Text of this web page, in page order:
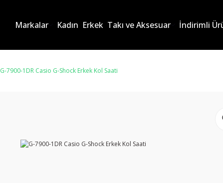
Markalar Kadın Erkek Takı ve Aksesuar İndirimli
G-7900-1DR Casio G-Shock Erkek Kol Saati